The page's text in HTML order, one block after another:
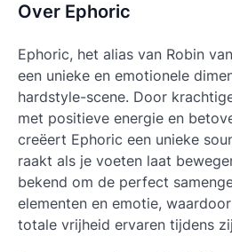
Over Ephoric
Ephoric, het alias van Robin
een unieke en emotionele
hardstyle-scene. Door
met positieve energie en
creëert Ephoric een unieke
raakt als je voeten laat
bekend om de perfect
elementen en emotie,
totale vrijheid ervaren tijdens